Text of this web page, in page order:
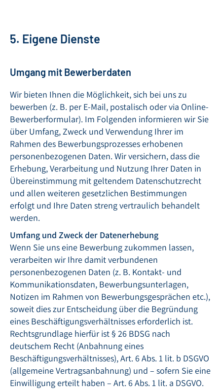
5. Eigene Dienste
Umgang mit Bewerberdaten
Wir bieten Ihnen die Möglichkeit, sich bei uns zu
bewerben (z. B. per E-Mail, postalisch oder via Online-
Bewerberformular). Im Folgenden informieren wir Sie
über Umfang, Zweck und Verwendung Ihrer im
Rahmen des Bewerbungsprozesses erhobenen
personenbezogenen Daten. Wir versichern, dass die
Erhebung, Verarbeitung und Nutzung Ihrer Daten in
Übereinstimmung mit geltendem Datenschutzrecht
und allen weiteren gesetzlichen Bestimmungen
erfolgt und Ihre Daten streng vertraulich behandelt
werden.
Umfang und Zweck der Datenerhebung
Wenn Sie uns eine Bewerbung zukommen lassen,
verarbeiten wir Ihre damit verbundenen
personenbezogenen Daten (z. B. Kontakt- und
Kommunikationsdaten, Bewerbungsunterlagen,
Notizen im Rahmen von Bewerbungsgesprächen etc.),
soweit dies zur Entscheidung über die Begründung
eines Beschäftigungsverhältnisses erforderlich ist.
Rechtsgrundlage hierfür ist § 26 BDSG nach
deutschem Recht (Anbahnung eines
Beschäftigungsverhältnisses), Art. 6 Abs. 1 lit. b DSGVO
(allgemeine Vertragsanbahnung) und – sofern Sie eine
Einwilligung erteilt haben – Art. 6 Abs. 1 lit. a DSGVO.